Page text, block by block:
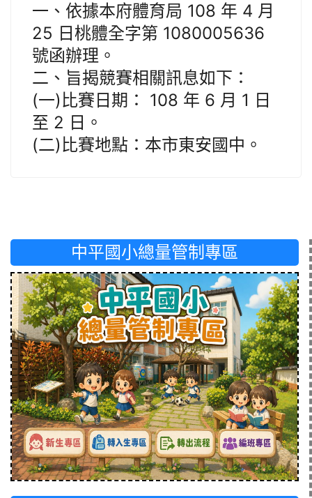
一、依據本府體育局 108 年 4 月
25 日桃體全字第 1080005636
號函辦理。
二、旨揭競賽相關訊息如下：
(一)比賽日期： 108 年 6 月 1 日
至 2 日。
(二)比賽地點：本市東安國中。
中平國小總量管制專區